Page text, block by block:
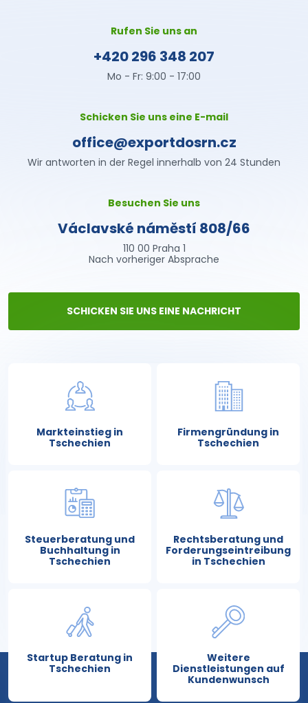
Rufen Sie uns an
+420 296 348 207
Mo - Fr: 9:00 - 17:00
Schicken Sie uns eine E-mail
office@exportdosrn.cz
Wir antworten in der Regel innerhalb von 24 Stunden
Besuchen Sie uns
Václavské náměstí 808/66
110 00 Praha 1
Nach vorheriger Absprache
SCHICKEN SIE UNS EINE NACHRICHT
Markteinstieg in
Tschechien
Firmengründung in
Tschechien
Steuerberatung und
Buchhaltung in
Tschechien
Rechtsberatung und
Forderungseintreibung
in Tschechien
Startup Beratung in
Tschechien
Weitere
Dienstleistungen auf
Kundenwunsch